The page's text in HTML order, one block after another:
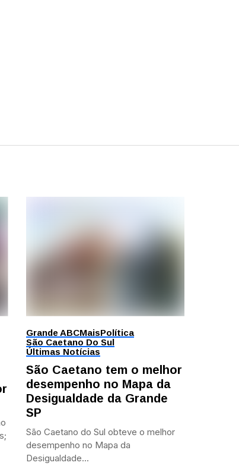
Grande ABCMaisPolítica
São Caetano Do Sul
Últimas Notícias
São Caetano tem o melhor
desempenho no Mapa da
Desigualdade da Grande
SP
São Caetano do Sul obteve o melhor
desempenho no Mapa da
Desigualdade...